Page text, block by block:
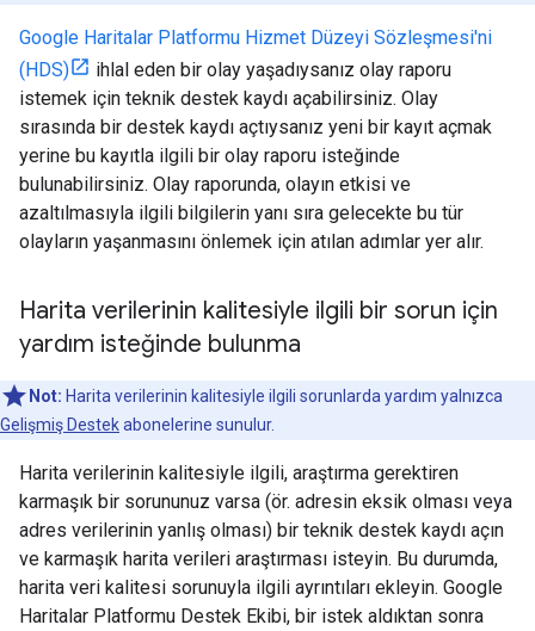
Google Haritalar Platformu Hizmet Düzeyi Sözleşmesi'ni
(HDS)
ihlal eden bir olay yaşadıysanız olay raporu
istemek için teknik destek kaydı açabilirsiniz. Olay
sırasında bir destek kaydı açtıysanız yeni bir kayıt açmak
yerine bu kayıtla ilgili bir olay raporu isteğinde
bulunabilirsiniz. Olay raporunda, olayın etkisi ve
azaltılmasıyla ilgili bilgilerin yanı sıra gelecekte bu tür
olayların yaşanmasını önlemek için atılan adımlar yer alır.
Harita verilerinin kalitesiyle ilgili bir sorun için
yardım isteğinde bulunma
Not: Harita verilerinin kalitesiyle ilgili sorunlarda yardım yalnızca
Gelişmiş Destekabonelerine sunulur.
Harita verilerinin kalitesiyle ilgili, araştırma gerektiren
karmaşık bir sorununuz varsa (ör. adresin eksik olması veya
adres verilerinin yanlış olması) bir teknik destek kaydı açın
ve karmaşık harita verileri araştırması isteyin. Bu durumda,
harita veri kalitesi sorunuyla ilgili ayrıntıları ekleyin. Google
Haritalar Platformu Destek Ekibi, bir istek aldıktan sonra